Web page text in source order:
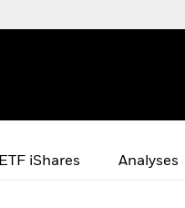
ETF iShares Analyses